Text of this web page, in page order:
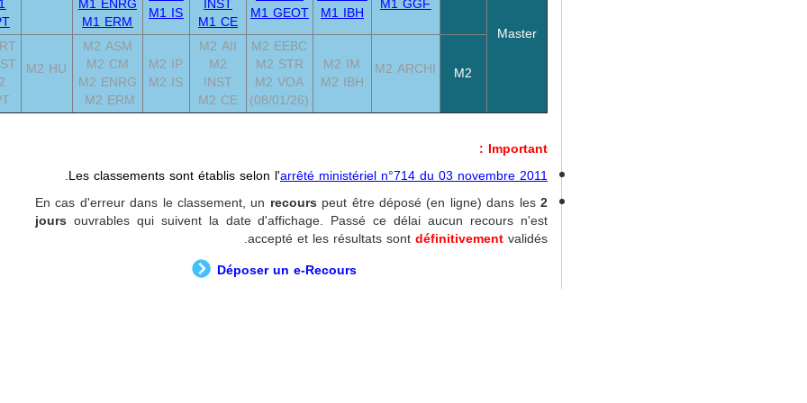
Master
M1 IBH
M1 GEOT
M1 CE
M1 IS
M1 ERM
M2
M2 ARCHI
M2 IM
M2 IBH
M2 EEBC
M2 STR
M2 VOA
(08/01/26)
M2 AII
M2
INST
M2 CE
M2 IP
M2 IS
M2 ASM
M2 CM
M2 ENRG
M2 ERM
M2 HU
Important :
Les classements sont établis selon l'arrêté ministériel n°714 du 03 novembre 2011
.
En cas d'erreur dans le classement, un recours peut être déposé (en ligne) dans les2
jours ouvrables qui suivent la date d'affichage. Passé ce délai aucun recours n'est
accepté et les résultats sontdéfinitivementvalidés.
Déposer un e-Recours